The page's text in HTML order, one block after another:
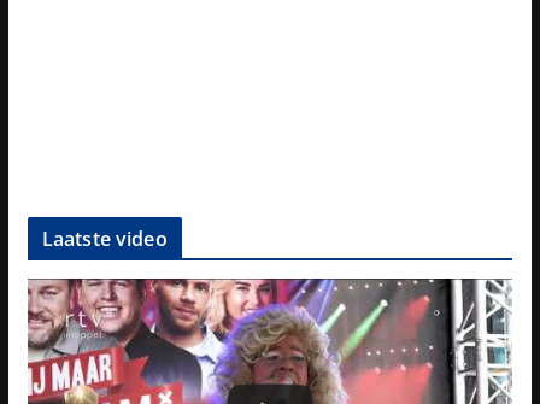
Laatste video